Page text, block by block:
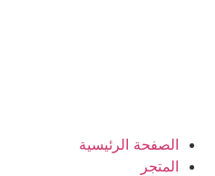
الصفحة الرئيسية
المتجر